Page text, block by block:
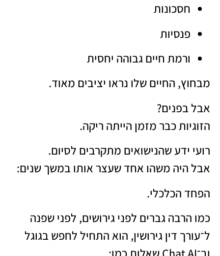
חסכונות
פנסיות
ורמת חיים גבוהה יחסית
מבחוץ, החיים שלו נראו יציבים מאוד.
אבל בפנים?
הזוגיות כבר מזמן הייתה ריקה.
רועי ידע שהנישואים מתקרבים לסיום.
אבל היה משהו אחד שעצר אותו במשך שנים:
הפחד הכלכלי.
כמו הרבה גברים לפני גירושים, לפני שפנה
ל־עורך דין גירושין, הוא התחיל לחפש בגוגל